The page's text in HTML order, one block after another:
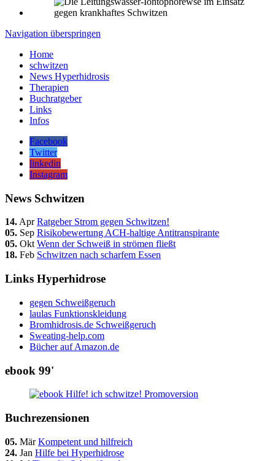
Navigation überspringen
Home
schwitzen
News Hyperhidrosis
Therapien
Buchratgeber
Links
Infos
Facebook
Twitter
linkedin
Instagram
News Schwitzen
14.AprRatgeber Strom gegen Schwitzen!
05. Sep Risikobewertung ACH-haltige Antitranspirante
05. OktWenn der Schweiß in strömen fließt
18. Feb Schwitzen nach scharfem Essen
Links Hyperhidrose
gegen Schweißgeruch
laulas Funktionskleidung
Bromhidrosis.de Schweißgeruch
Sweating-help.com
Bücher auf Amazon.de
ebook 99'
Buchrezensionen
05. MärKompetent und hilfreich
24. Jan Hilfe bei Hyperhidrose